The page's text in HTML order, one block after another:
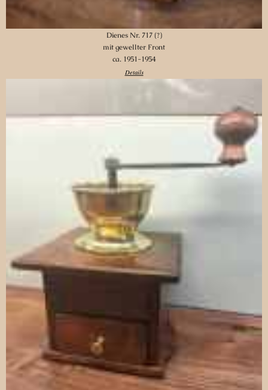
Dienes Nr. 717 (?)
mit gewellter Front
ca. 1951-1954
Details